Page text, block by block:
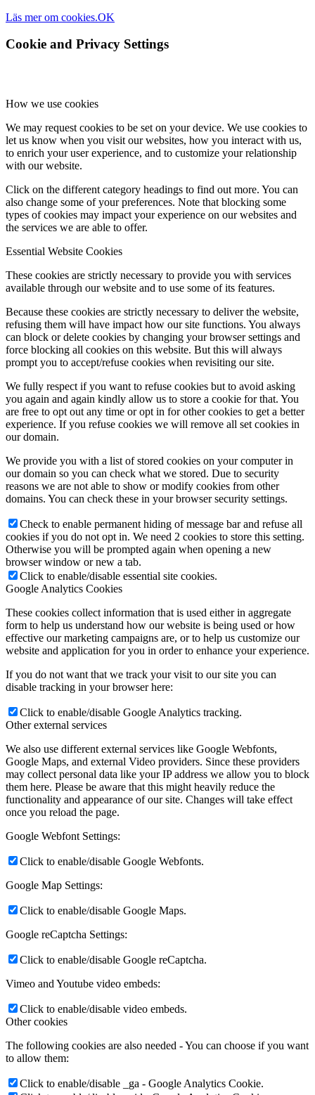
Läs mer om cookies.OK
Cookie and Privacy Settings
How we use cookies
We may request cookies to be set on your device. We use cookies to
let us know when you visit our websites, how you interact with us,
to enrich your user experience, and to customize your relationship
with our website.
Click on the different category headings to find out more. You can
also change some of your preferences. Note that blocking some
types of cookies may impact your experience on our websites and
the services we are able to offer.
Essential Website Cookies
These cookies are strictly necessary to provide you with services
available through our website and to use some of its features.
Because these cookies are strictly necessary to deliver the website,
refusing them will have impact how our site functions. You always
can block or delete cookies by changing your browser settings and
force blocking all cookies on this website. But this will always
prompt you to accept/refuse cookies when revisiting our site.
We fully respect if you want to refuse cookies but to avoid asking
you again and again kindly allow us to store a cookie for that. You
are free to opt out any time or opt in for other cookies to get a better
experience. If you refuse cookies we will remove all set cookies in
our domain.
We provide you with a list of stored cookies on your computer in
our domain so you can check what we stored. Due to security
reasons we are not able to show or modify cookies from other
domains. You can check these in your browser security settings.
Check to enable permanent hiding of message bar and refuse all
cookies if you do not opt in. We need 2 cookies to store this setting.
Otherwise you will be prompted again when opening a new
browser window or new a tab.
Click to enable/disable essential site cookies.
Google Analytics Cookies
These cookies collect information that is used either in aggregate
form to help us understand how our website is being used or how
effective our marketing campaigns are, or to help us customize our
website and application for you in order to enhance your experience.
If you do not want that we track your visit to our site you can
disable tracking in your browser here:
Click to enable/disable Google Analytics tracking.
Other external services
We also use different external services like Google Webfonts,
Google Maps, and external Video providers. Since these providers
may collect personal data like your IP address we allow you to block
them here. Please be aware that this might heavily reduce the
functionality and appearance of our site. Changes will take effect
once you reload the page.
Google Webfont Settings:
Click to enable/disable Google Webfonts.
Google Map Settings:
Click to enable/disable Google Maps.
Google reCaptcha Settings:
Click to enable/disable Google reCaptcha.
Vimeo and Youtube video embeds:
Click to enable/disable video embeds.
Other cookies
The following cookies are also needed - You can choose if you want
to allow them:
Click to enable/disable _ga - Google Analytics Cookie.